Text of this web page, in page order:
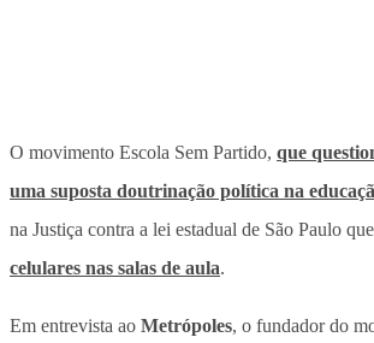
O movimento Escola Sem Partido, que
uma suposta doutrinação política na
na Justiça contra a lei estadual de São Paulo que
celulares nas salas de aula.
Em entrevista ao Metrópoles, o fundador do